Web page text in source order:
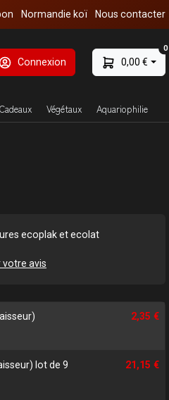
Normandie koï Nous contacter
Connexion 0,00 €
0
Cadeaux Végétaux Aquariophilie
ecoplak et ecolat
avis
2,35 €
lot de 9 21,15 €